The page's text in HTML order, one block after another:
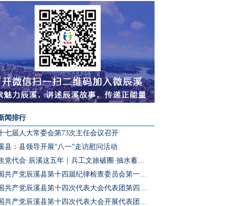
闻排行
七届人大常委会第73次主任会议召开
县：县领导开展“八一”走访慰问活动
聚焦党代会·辰溪这五年｜兵工文旅破圈·抽水蓄能冲刺·园区集群成势 辰溪把产业“老底子”变为发展“新引擎”
中国共产党辰溪县第十四届纪律检查委员会第一次全体会议召开
中国共产党辰溪县第十四次代表大会代表团第四次会议开展分团预选
中国共产党辰溪县第十四次代表大会开展代表团第三次会议分团讨论